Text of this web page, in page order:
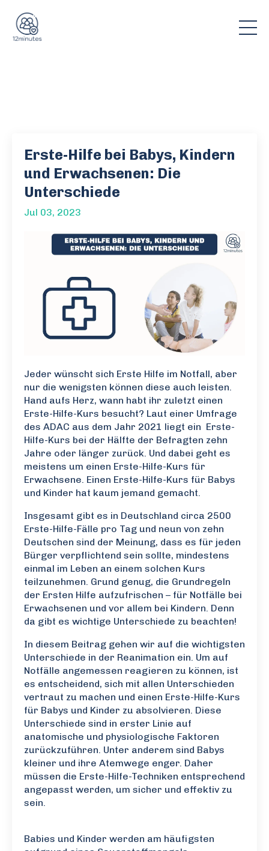
Erste-Hilfe bei Babys, Kindern
und Erwachsenen: Die
Unterschiede
Jul 03, 2023
Jeder wünscht sich Erste Hilfe im Notfall, aber
nur die wenigsten können diese auch leisten.
Hand aufs Herz, wann habt ihr zuletzt einen
Erste-Hilfe-Kurs besucht? Laut einer Umfrage
des ADAC aus dem Jahr 2021 liegt ein Erste-
Hilfe-Kurs bei der Hälfte der Befragten zehn
Jahre oder länger zurück. Und dabei geht es
meistens um einen Erste-Hilfe-Kurs für
Erwachsene. Einen Erste-Hilfe-Kurs für Babys
und Kinder hat kaum jemand gemacht.
Insgesamt gibt es in Deutschland circa 2500
Erste-Hilfe-Fälle pro Tag und neun von zehn
Deutschen sind der Meinung, dass es für jeden
Bürger verpflichtend sein sollte, mindestens
einmal im Leben an einem solchen Kurs
teilzunehmen. Grund genug, die Grundregeln
der Ersten Hilfe aufzufrischen – für Notfälle bei
Erwachsenen und vor allem bei Kindern. Denn
da gibt es wichtige Unterschiede zu beachten!
In diesem Beitrag gehen wir auf die wichtigsten
Unterschiede in der Reanimation ein. Um auf
Notfälle angemessen reagieren zu können, ist
es entscheidend, sich mit allen Unterschieden
vertraut zu machen und einen Erste-Hilfe-Kurs
für Babys und Kinder zu absolvieren. Diese
Unterschiede sind in erster Linie auf
anatomische und physiologische Faktoren
zurückzuführen. Unter anderem sind Babys
kleiner und ihre Atemwege enger. Daher
müssen die Erste-Hilfe-Techniken entsprechend
angepasst werden, um sicher und effektiv zu
sein.
Babies und Kinder werden am häufigsten